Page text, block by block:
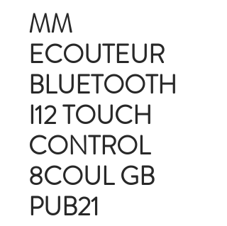
MM
ECOUTEUR
BLUETOOTH
I12 TOUCH
CONTROL
8COUL GB
PUB21